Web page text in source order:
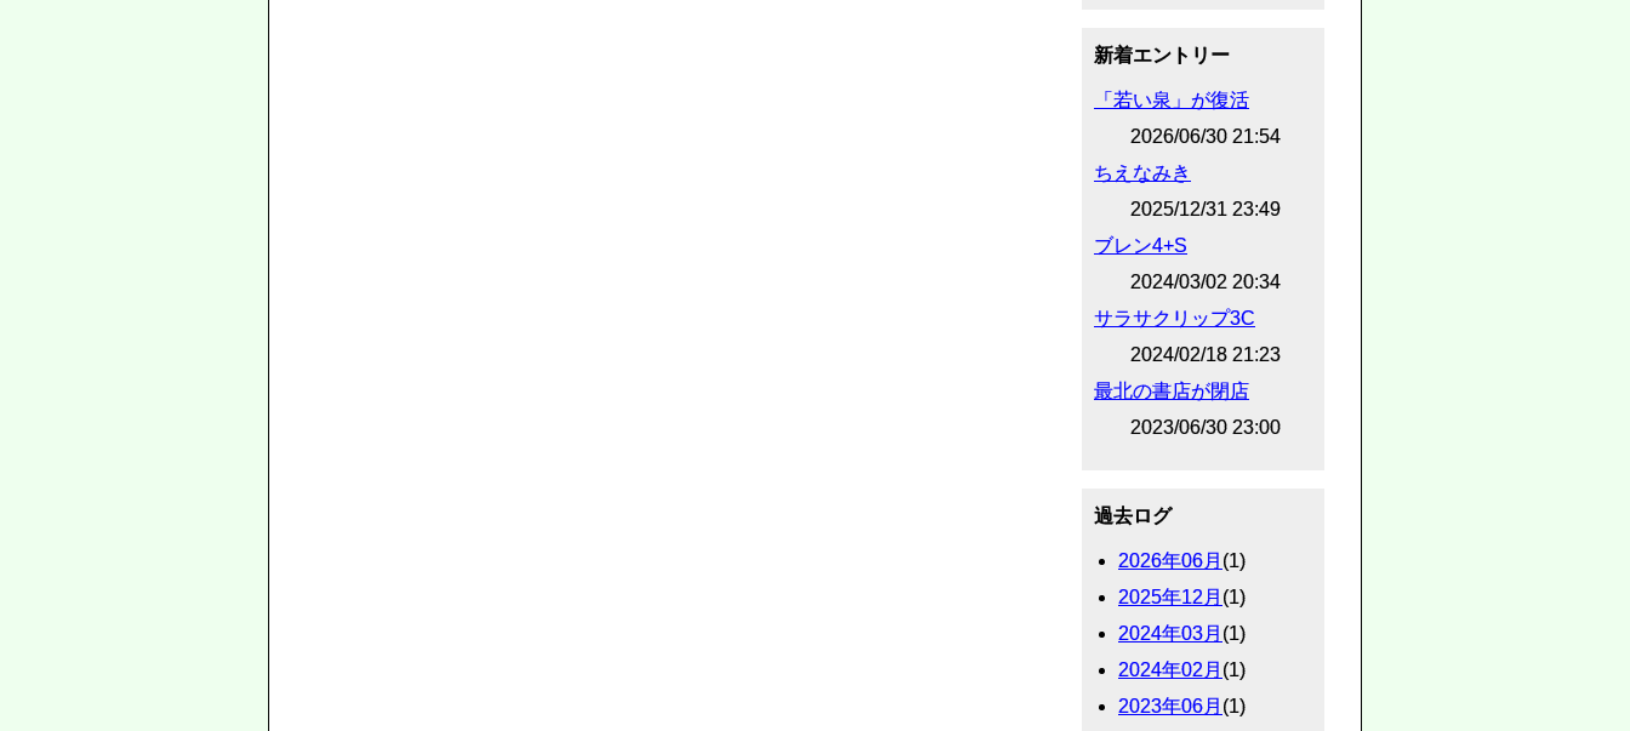
新着エントリー
「若い泉」が復活
2026/06/30 21:54
ちえなみき
2025/12/31 23:49
ブレン4+S
2024/03/02 20:34
サラサクリップ3C
2024/02/18 21:23
最北の書店が閉店
2023/06/30 23:00
過去ログ
2026年06月 (1)
2025年12月 (1)
2024年03月 (1)
2024年02月 (1)
2023年06月 (1)